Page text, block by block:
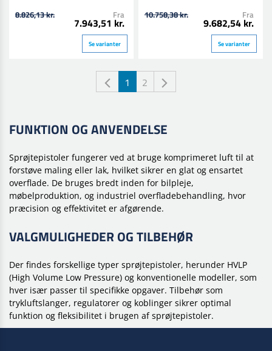
8.826,13 kr. Fra
7.943,51 kr.
Se varianter
10.758,38 kr. Fra
9.682,54 kr.
Se varianter
1 2
FUNKTION OG ANVENDELSE
Sprøjtepistoler fungerer ved at bruge komprimeret luft til at
forstøve maling eller lak, hvilket sikrer en glat og ensartet
overflade. De bruges bredt inden for bilpleje,
møbelproduktion, og industriel overfladebehandling, hvor
præcision og effektivitet er afgørende.
VALGMULIGHEDER OG TILBEHØR
Der findes forskellige typer sprøjtepistoler, herunder HVLP
(High Volume Low Pressure) og konventionelle modeller, som
hver især passer til specifikke opgaver. Tilbehør som
trykluftslanger, regulatorer og koblinger sikrer optimal
funktion og fleksibilitet i brugen af sprøjtepistoler.